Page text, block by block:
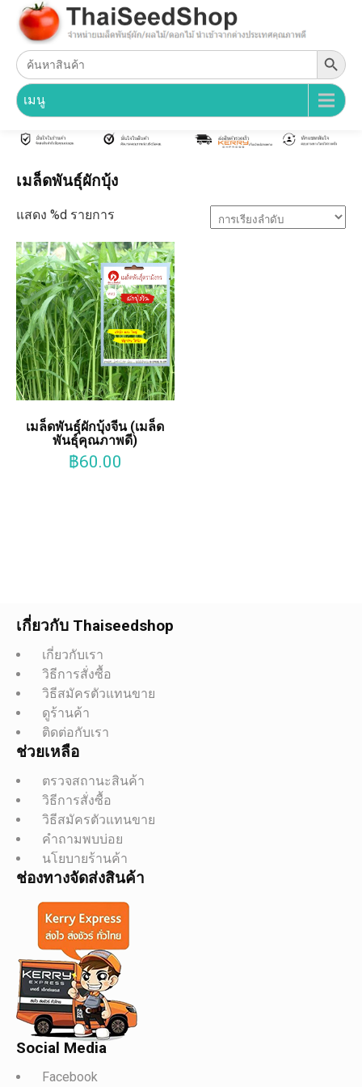
Search
for:
Search Button
เมนู
เมล็ดพันธุ์ผักบุ้ง
แสดง %d รายการ
เมล็ดพันธุ์ผักบุ้งจีน (เมล็ด
พันธุ์คุณภาพดี)
฿60.00
เกี่ยวกับ Thaiseedshop
เกี่ยวกับเรา
วิธีการสั่งซื้อ
วิธีสมัครตัวแทนขาย
ดูร้านค้า
ติดต่อกับเรา
ช่วยเหลือ
ตรวจสถานะสินค้า
วิธีการสั่งซื้อ
วิธีสมัครตัวแทนขาย
คำถามพบบ่อย
นโยบายร้านค้า
ช่องทางจัดส่งสินค้า
Social Media
Facebook